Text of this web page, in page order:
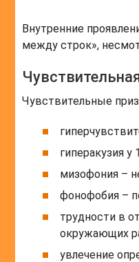
Внутренние
между строк»,
Чувствительные
гиперакузия
мизофония –
фонофобия –
трудности в
окружающих
увлечение